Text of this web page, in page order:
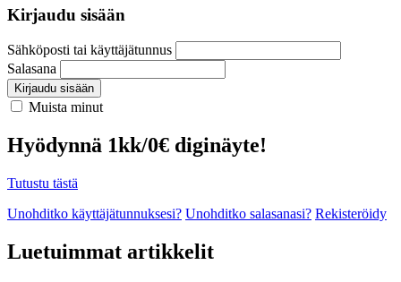
Kirjaudu sisään
Sähköposti tai käyttäjätunnus
Salasana
Kirjaudu sisään
Muista minut
Hyödynnä 1kk/0€ diginäyte!
Tutustu tästä
Unohditko käyttäjätunnuksesi? Unohditko salasanasi? Rekisteröidy
Luetuimmat artikkelit